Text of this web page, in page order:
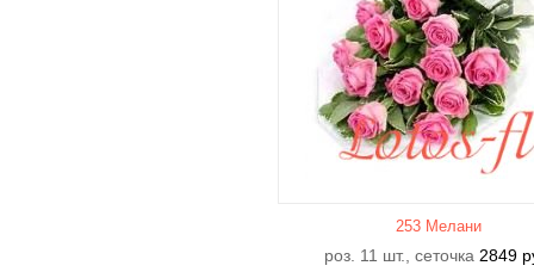
253 Мелани
роз. 11 шт., сеточка 2849